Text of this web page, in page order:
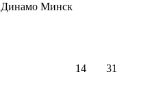
Динамо Минск
14 31